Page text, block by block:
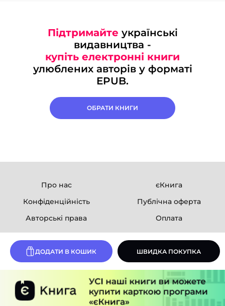
ДОДАТИ В КОШИК ШВИДКА ПОКУПКА
Підтримайте українські
видавництва -
купіть електронні книги
улюблених авторів у форматі
EPUB.
ОБРАТИ КНИГИ
Про нас
єКнига
Конфіденційність
Публічна оферта
Авторські права
Оплата
Розробка сайту